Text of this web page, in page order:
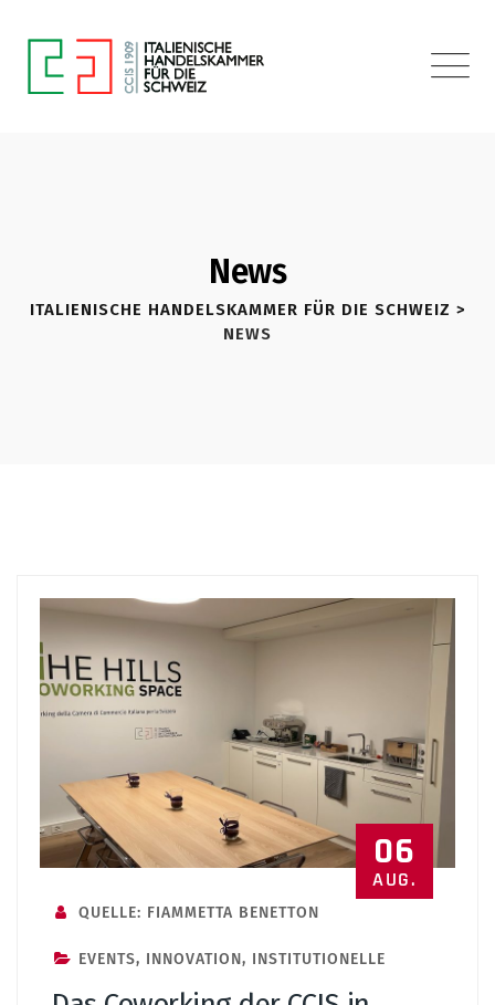
News
ITALIENISCHE HANDELSKAMMER FÜR DIE SCHWEIZ >
NEWS
06
AUG.
QUELLE: FIAMMETTA BENETTON
EVENTS, INNOVATION, INSTITUTIONELLE